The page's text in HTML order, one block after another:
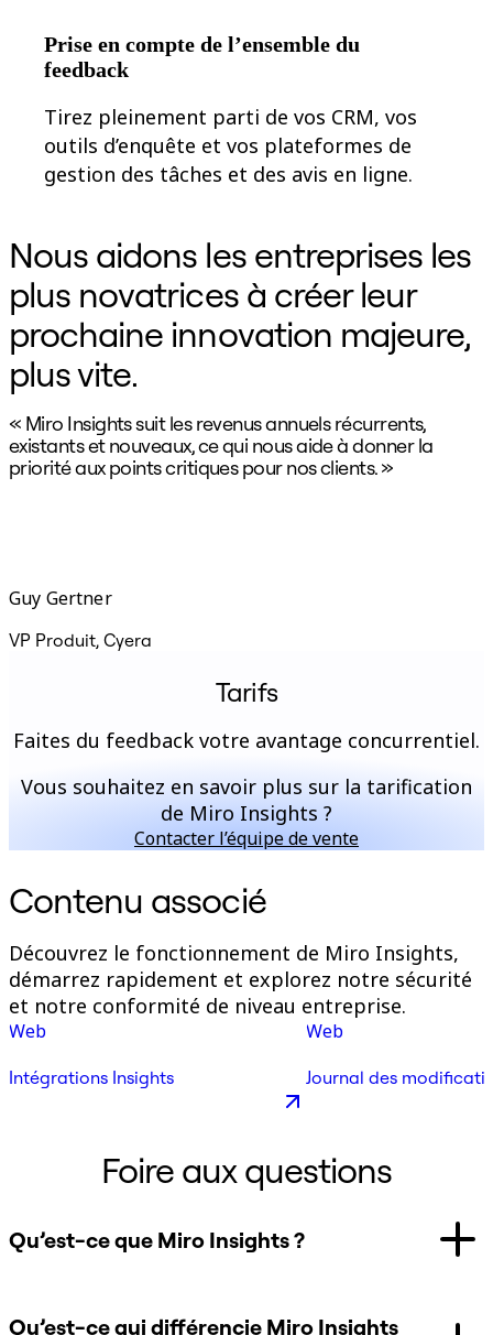
Prise en compte de l’ensemble du
feedback
Tirez pleinement parti de vos CRM, vos
outils d’enquête et vos plateformes de
gestion des tâches et des avis en ligne.
Nous aidons les entreprises les
plus novatrices à créer leur
prochaine innovation majeure,
plus vite.
« Miro Insights suit les revenus annuels récurrents,
existants et nouveaux, ce qui nous aide à donner la
priorité aux points critiques pour nos clients. »
Guy Gertner
VP Produit, Cyera
Tarifs
Faites du feedback votre avantage concurrentiel.
Vous souhaitez en savoir plus sur la tarification
de Miro Insights ?
Contacter l’équipe de vente
Contenu associé
Découvrez le fonctionnement de Miro Insights,
démarrez rapidement et explorez notre sécurité
et notre conformité de niveau entreprise.
Web
Intégrations Insights
Web
Journal des
Foire aux questions
Qu’est-ce que Miro Insights ?
Qu’est-ce qui différencie Miro Insights